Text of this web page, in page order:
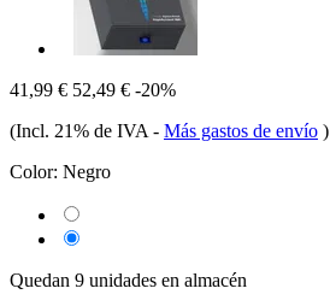
41,99 € 52,49 € -20%
(Incl. 21% de IVA - Más gastos de envío )
Color: Negro
Quedan 9 unidades en almacén